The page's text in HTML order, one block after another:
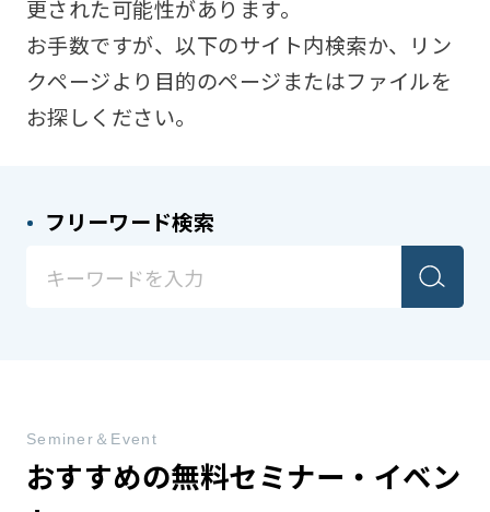
更された可能性があります。
お手数ですが、以下のサイト内検索か、リン
クページより目的のページまたはファイルを
お探しください。
フリーワード検索
おすすめの無料セミナー・イベン
Seminer＆Event